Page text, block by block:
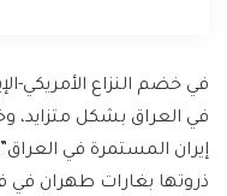
في خضم النزاع الأمريكي-
في العراق بشكل
إيران المستمرة في